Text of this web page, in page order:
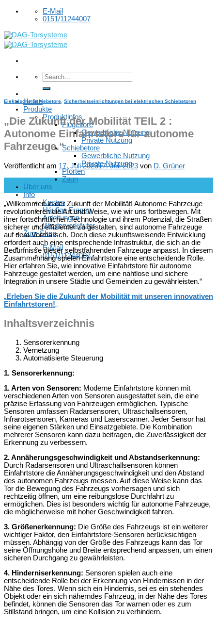
Skip
E-Mail
0151/11244007
Home
Produkte
Produktinfos
Flügeltore
Gewerbliche Nutzung
Private Nutzung
Schiebetore
Gewerbliche Nutzung
Private Nutzung
Pforten
Zaun
Über uns
Info
Kosten
Häufige Fragen
Anleitungen
Wiederverkäufer
Zum Shop
E-Mail
0151/11244007
Elektrische Schiebetore Sicherheitseinrichtungen bei elektrischen Schiebetoren
„Die Zukunft der Mobilität TEIL 2 :
Autonome Einfahrtstore für autonome
Fahrzeuge.“
Veröffentlicht am 17. Juli 202317. Juli 2023 von D. Grüner
„Willkommen in der Zukunft der Mobilität! Autonome Fahrzeuge
revolutionieren die Art und Weise, wie wir uns fortbewegen. Mit
ihrer fortschrittlichen Technologie und ihrem Potenzial, die Straßen
sicherer und effizienter zu gestalten, sind autonome Fahrzeuge
auf dem Vormarsch. Doch diese zukunftsweisende Entwicklung
erfordert auch eine entsprechende Infrastruktur, die sich an die
Bedürfnisse dieser selbstfahrenden Fahrzeuge anpasst. In diesem
Zusammenhang spielen Einfahrtstore eine entscheidende Rolle.
Hier erfahren Sie, wie innovative Einfahrtstore für autonome
Fahrzeuge gestaltet werden, um eine nahtlose und sichere
Integration in unsere Städte und Gemeinden zu gewährleisten.“
„Erleben Sie die Zukunft der Mobilität mit unseren innovativen
Einfahrtstoren!„
Inhaltsverzeichnis
Sensorerkennung
Vernetzung
Automatisierte Steuerung
1. Sensorerkennung:
1. Arten von Sensoren: Moderne Einfahrtstore können mit
verschiedenen Arten von Sensoren ausgestattet sein, die eine
präzise Erfassung von Fahrzeugen ermöglichen. Typische
Sensoren umfassen Radarsensoren, Ultraschallsensoren,
Infrarotsensoren, Kameras und Laserscanner. Jeder Sensor hat
seine eigenen Stärken und Einsatzgebiete. Die Kombination
mehrerer Sensoren kann dazu beitragen, die Zuverlässigkeit der
Erkennung zu verbessern.
2. Annäherungsgeschwindigkeit und Abstandserkennung:
Durch Radarsensoren und Ultraschallsensoren können
Einfahrtstore die Annäherungsgeschwindigkeit und den Abstand
des autonomen Fahrzeugs messen. Auf diese Weise kann das
Tor die Bewegung des Fahrzeugs vorhersagen und sich
rechtzeitig öffnen, um eine reibungslose Durchfahrt zu
ermöglichen. Dies ist besonders wichtig für autonome Fahrzeuge,
die möglicherweise mit hoher Geschwindigkeit fahren.
3. Größenerkennung: Die Größe des Fahrzeugs ist ein weiterer
wichtiger Faktor, den Einfahrtstore-Sensoren berücksichtigen
müssen. Abhängig von der Größe des Fahrzeugs kann das Tor
seine Öffnungshöhe und Breite entsprechend anpassen, um einen
sicheren Durchgang zu gewährleisten.
4. Hinderniserkennung: Sensoren spielen auch eine
entscheidende Rolle bei der Erkennung von Hindernissen in der
Nähe des Tores. Wenn sich ein Hindernis, sei es ein stehendes
Objekt oder ein sich näherndes Fahrzeug, in der Nähe des Tores
befindet, können die Sensoren das Tor warnen oder es zum
Stillstand bringen, um eine Kollision zu verhindern.